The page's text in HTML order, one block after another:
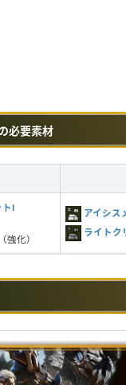
必要素材
Ⅰ
（強化）
アイシス
ライトク